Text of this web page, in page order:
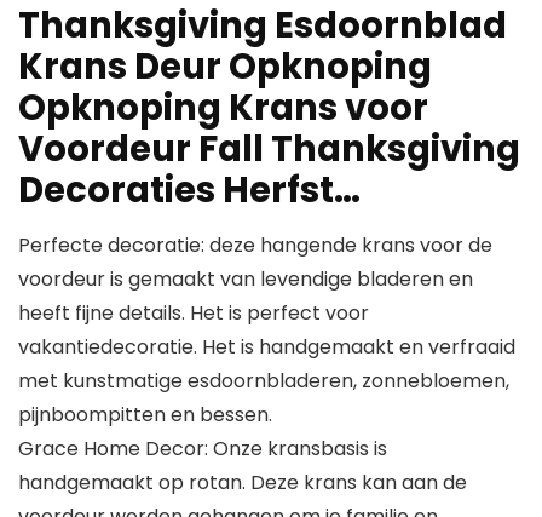
Thanksgiving Esdoornblad
Krans Deur Opknoping
Opknoping Krans voor
Voordeur Fall Thanksgiving
Decoraties Herfst…
Perfecte decoratie: deze hangende krans voor de
voordeur is gemaakt van levendige bladeren en
heeft fijne details. Het is perfect voor
vakantiedecoratie. Het is handgemaakt en verfraaid
met kunstmatige esdoornbladeren, zonnebloemen,
pijnboompitten en bessen.
Grace Home Decor: Onze kransbasis is
handgemaakt op rotan. Deze krans kan aan de